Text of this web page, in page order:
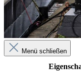
Menü schließen